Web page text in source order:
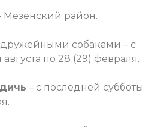
Мезенский район.
собаками – с
по 28 (29) февраля.
– с последней субботы